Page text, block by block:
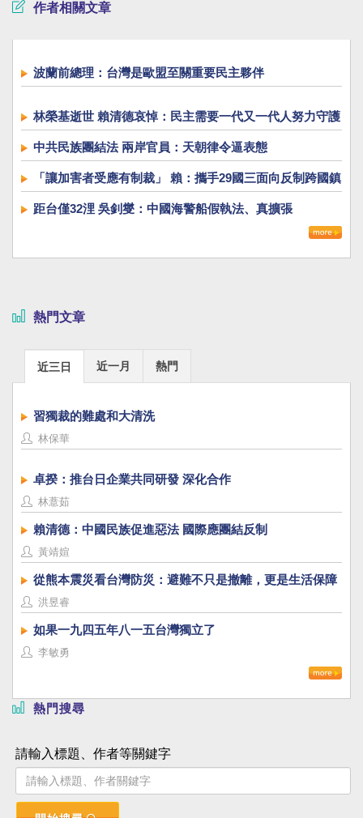
作者相關文章
波蘭前總理：台灣是歐盟至關重要民主夥伴
林榮基逝世 賴清德哀悼：民主需要一代又一代人努力守護
中共民族團結法 兩岸官員：天朝律令逼表態
「讓加害者受應有制裁」 賴：攜手29國三面向反制跨國鎮
壓
距台僅32浬 吳釗燮：中國海警船假執法、真擴張
熱門文章
近三日 近一月 熱門
習獨裁的難處和大清洗
林保華
卓揆：推台日企業共同研發 深化合作
林薏茹
賴清德：中國民族促進惡法 國際應團結反制
黃靖媗
從熊本震災看台灣防災：避難不只是撤離，更是生活保障
洪昱睿
如果一九四五年八一五台灣獨立了
李敏勇
熱門搜尋
請輸入標題、作者等關鍵字